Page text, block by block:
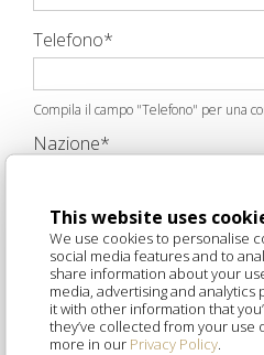
This website uses
We use cookies to personalise
social media features and to
share information about your
media, advertising and
it with other information that
they’ve collected from your use
more in our Privacy Policy
Telefono*
Compila il campo "Telefono" per una
Nazione*
Stato/Regione*
Professione*